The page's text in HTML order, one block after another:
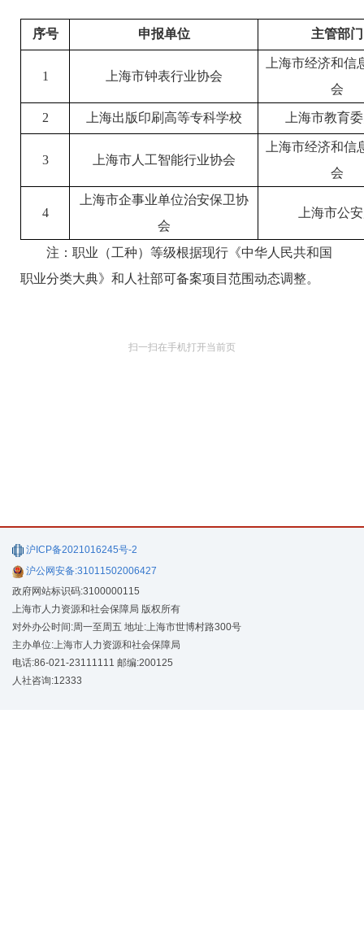
序号 申报单位 主管部门
1 上海市钟表行业协会
上海市经济和信
会
2 上海出版印刷高等专科学校 上海市教育
3 上海市人工智能行业协会
上海市经济和信
会
4
上海市企事业单位治安保卫协
会
上海市公
注：职业（工种）等级根据现行《中华人民共和国
职业分类大典》和人社部可备案项目范围动态调整。
扫一扫在手机打开当前页
沪ICP备2021016245号-2
沪公网安备:31011502006427
政府网站标识码:3100000115
上海市人力资源和社会保障局 版权所有
对外办公时间:周一至周五 地址:上海市世博村路300号
主办单位:上海市人力资源和社会保障局
电话:86-021-23111111 邮编:200125
人社咨询:12333